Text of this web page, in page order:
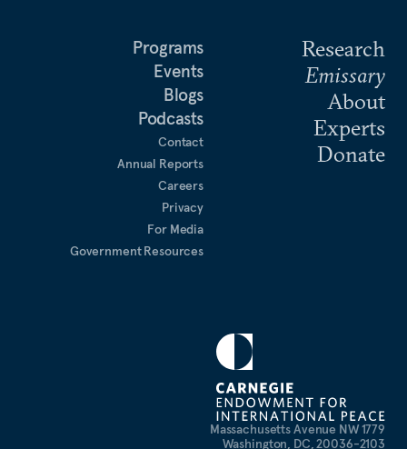
1779 Massachusetts Avenue NW
Washington, DC, 20036-2103
Research
Emissary
About
Experts
Donate
Programs
Events
Blogs
Podcasts
Contact
Annual Reports
Careers
Privacy
For Media
Government Resources